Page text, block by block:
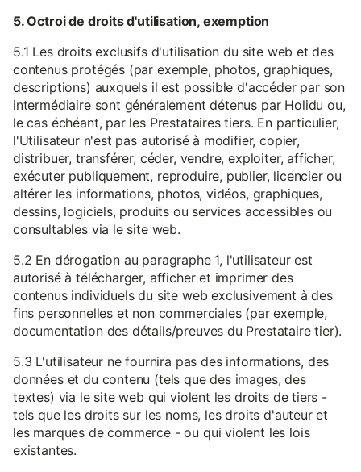
5. Octroi de droits d'utilisation, exemption
5.1 Les droits exclusifs d'utilisation du site web et des
contenus protégés (par exemple, photos, graphiques,
descriptions) auxquels il est possible d'accéder par son
intermédiaire sont généralement détenus par Holidu ou,
le cas échéant, par les Prestataires tiers. En particulier,
l'Utilisateur n'est pas autorisé à modifier, copier,
distribuer, transférer, céder, vendre, exploiter, afficher,
exécuter publiquement, reproduire, publier, licencier ou
altérer les informations, photos, vidéos, graphiques,
dessins, logiciels, produits ou services accessibles ou
consultables via le site web.
5.2 En dérogation au paragraphe 1, l'utilisateur est
autorisé à télécharger, afficher et imprimer des
contenus individuels du site web exclusivement à des
fins personnelles et non commerciales (par exemple,
documentation des détails/preuves du Prestataire tier).
5.3 L'utilisateur ne fournira pas des informations, des
données et du contenu (tels que des images, des
textes) via le site web qui violent les droits de tiers -
tels que les droits sur les noms, les droits d'auteur et
les marques de commerce - ou qui violent les lois
existantes.